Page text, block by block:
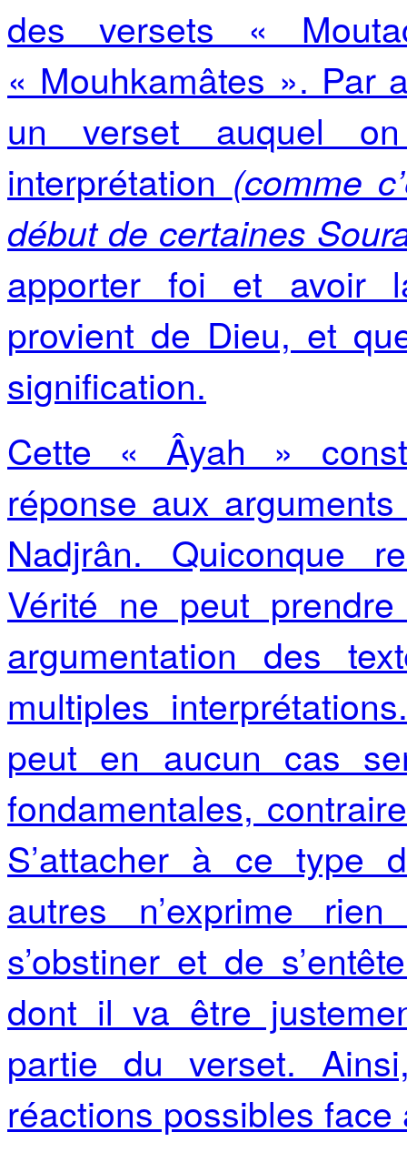
des versets «
« Mouhkamâtes ». Par
un verset auquel
interprétation (comme
début de certaines
apporter foi et avoir
provient de Dieu, et
signification.
Cette « Âyah »
réponse aux
Nadjrân. Quiconque
Vérité ne peut
argumentation des
multiples
peut en aucun cas
fondamentales,
S’attacher à ce type
autres n’exprime
s’obstiner et de
dont il va être
partie du verset.
réactions possibles